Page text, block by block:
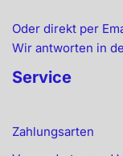
Oder direkt per
Wir antworten in
Service
Zahlungsarten